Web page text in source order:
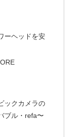
ーヘッドを安
ックカメラの
ブル・refa〜